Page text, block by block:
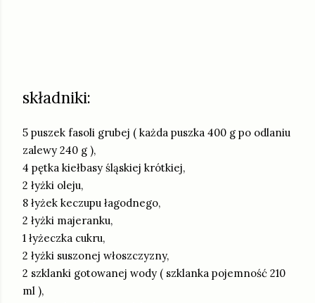
składniki:
5 puszek fasoli grubej ( każda puszka 400 g po odlaniu
zalewy 240 g ),
4 pętka kiełbasy śląskiej krótkiej,
2 łyżki oleju,
8 łyżek keczupu łagodnego,
2 łyżki majeranku,
1 łyżeczka cukru,
2 łyżki suszonej włoszczyzny,
2 szklanki gotowanej wody ( szklanka pojemność 210
ml ),